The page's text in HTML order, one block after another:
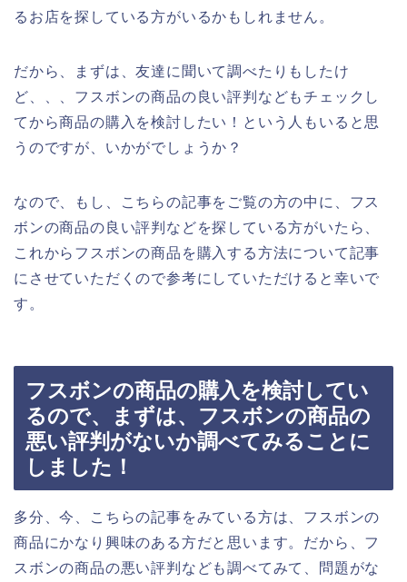
るお店を探している方がいるかもしれません。
だから、まずは、友達に聞いて調べたりもしたけ
ど、、、フスボンの商品の良い評判などもチェックし
てから商品の購入を検討したい！という人もいると思
うのですが、いかがでしょうか？
なので、もし、こちらの記事をご覧の方の中に、フス
ボンの商品の良い評判などを探している方がいたら、
これからフスボンの商品を購入する方法について記事
にさせていただくので参考にしていただけると幸いで
す。
フスボンの商品の購入を検討してい
るので、まずは、フスボンの商品の
悪い評判がないか調べてみることに
しました！
多分、今、こちらの記事をみている方は、フスボンの
商品にかなり興味のある方だと思います。だから、フ
スボンの商品の悪い評判なども調べてみて、問題がな